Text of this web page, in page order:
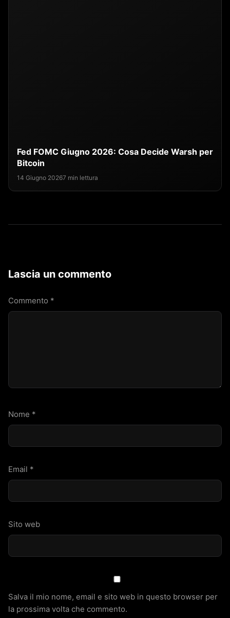
Fed FOMC Giugno 2026: Cosa Decide Warsh per
Bitcoin
14 Giugno 20267 min lettura
Lascia un commento
Commento *
Nome *
Email *
Sito web
Salva il mio nome, email e sito web in questo browser per
la prossima volta che commento.